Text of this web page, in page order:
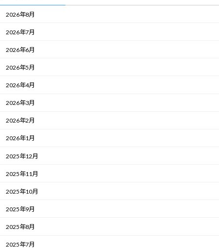
2026年8月
2026年7月
2026年6月
2026年5月
2026年4月
2026年3月
2026年2月
2026年1月
2025年12月
2025年11月
2025年10月
2025年9月
2025年8月
2025年7月